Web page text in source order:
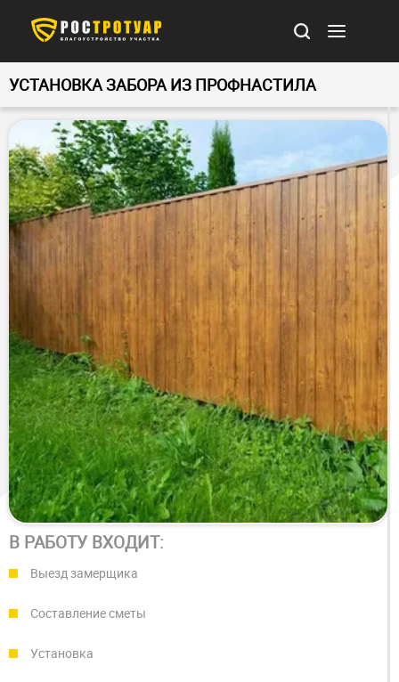
УСТАНОВКА ЗАБОРА ИЗ ПРОФНАСТИЛА
В РАБОТУ ВХОДИТ:
Выезд замерщика
Составление сметы
Установка